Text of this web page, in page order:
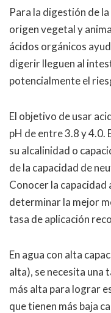
Para la digestión de
origen vegetal y
ácidos orgánicos
digerir lleguen al
potencialmente el
El objetivo de usar
pH de entre 3.8 y 4.0.
su alcalinidad o
de la capacidad de
Conocer la
determinar la mejor
tasa de aplicación
En agua con alta
alta), se necesita una
más alta para lograr
que tienen más baja